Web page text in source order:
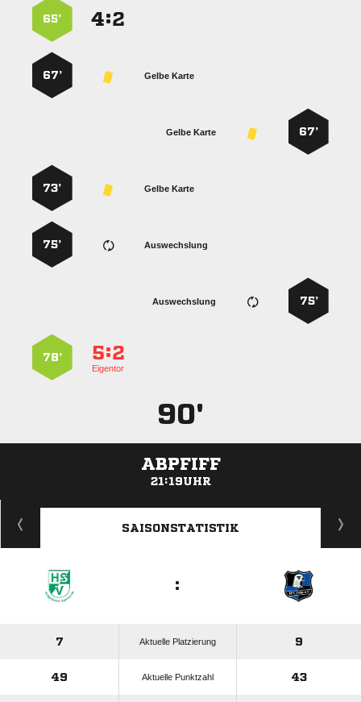
:
65’
Gelbe Karte
67’
67’
Gelbe Karte
Gelbe Karte
73’
Auswechslung
75’
75’
Auswechslung
:
Eigentor
78’
90'
ABPFIFF
21:19UHR
: